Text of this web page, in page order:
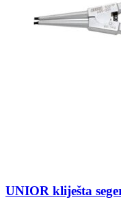
UNIOR kliješta